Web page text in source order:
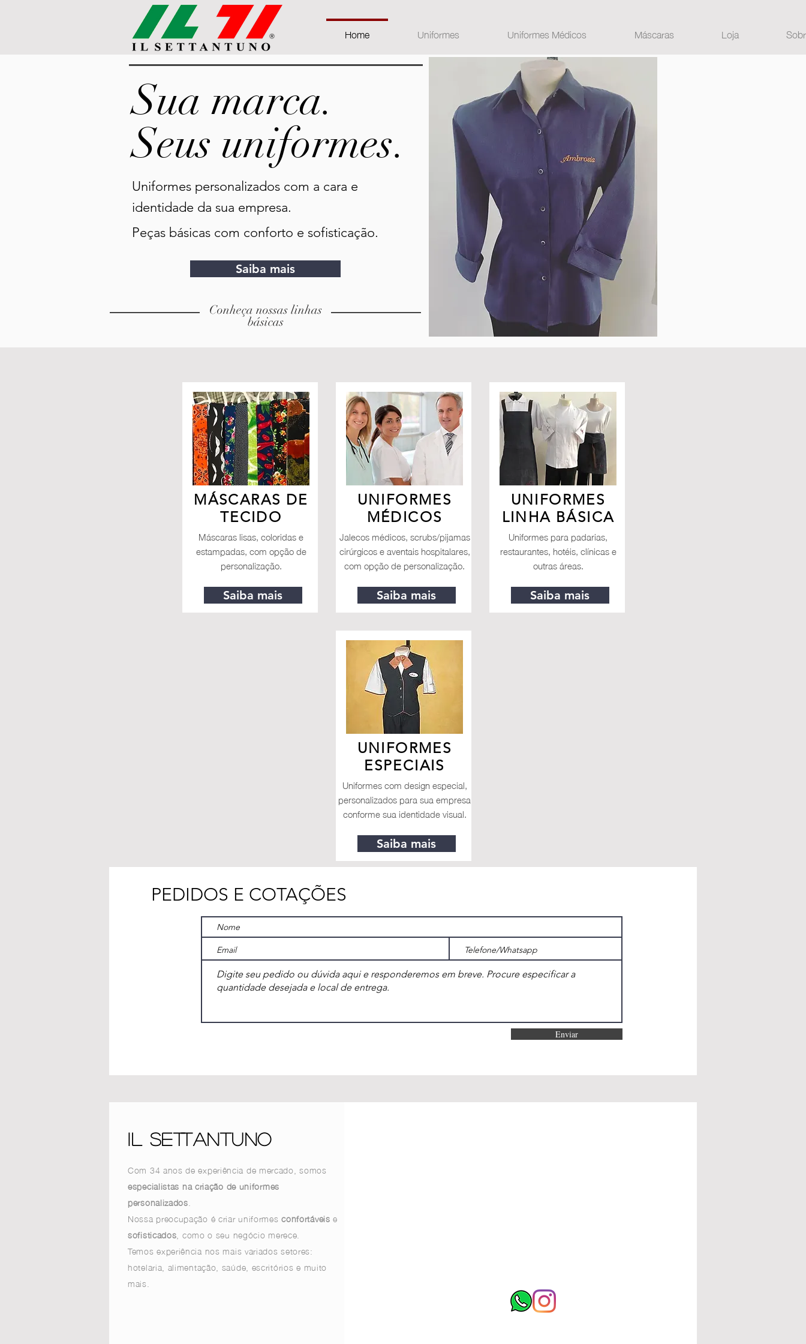
Home Uniformes Uniformes Médicos Máscaras Loja
Sua marca.
Seus uniformes.
Conheça nossas linhas
básicas
Uniformes personalizados com a cara e
identidade da sua empresa.
Saiba mais
Peças básicas com conforto e sofisticação.
MÁSCARAS DE
TECIDO
Máscaras lisas, coloridas e
estampadas, com opção de
personalização.
Saiba mais
UNIFORMES
MÉDICOS
Jalecos médicos, scrubs/pijamas
cirúrgicos e aventais hospitalares,
com opção de personalização.
Saiba mais
UNIFORMES
LINHA BÁSICA
Uniformes para padarias,
restaurantes, hotéis, clínicas e
outras áreas.
Saiba mais
UNIFORMES
ESPECIAIS
Uniformes com design especial,
personalizados para sua empresa
conforme sua identidade visual.
Saiba mais
PEDIDOS E COTAÇÕES
Enviar
IL SETTANTUNO
Com 34 anos de experiência de mercado, somos
especialistas na criação de uniformes
personalizados.
Nossa preocupação é criar uniformesconfortáveise
sofisticados, como o seu negócio merece.
Temos experiência nos mais variados setores:
hotelaria, alimentação, saúde, escritórios e muito
mais.